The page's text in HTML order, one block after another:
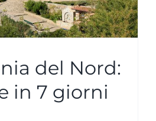
del Nord:
in 7 giorni